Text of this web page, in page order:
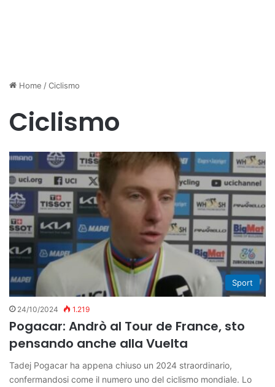
Home /Ciclismo
Ciclismo
Sport
24/10/2024 1.219
Pogacar: Andrò al Tour de France, sto
pensando anche alla Vuelta
Tadej Pogacar ha appena chiuso un 2024 straordinario,
confermandosi come il numero uno del ciclismo mondiale. Lo